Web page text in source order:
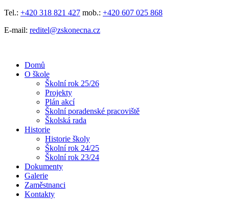
Přejít
obsahu
Tel.: +420 318 821 427 mob.: +420 607 025 868
E-mail: reditel@zskonecna.cz
Domů
O škole
Školní rok 25/26
Projekty
Plán akcí
Školní poradenské pracoviště
Školská rada
Historie
Historie školy
Školní rok 24/25
Školní rok 23/24
Dokumenty
Galerie
Zaměstnanci
Kontakty